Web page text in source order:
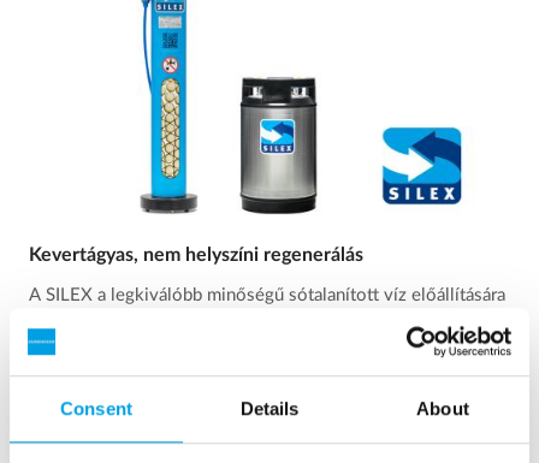
Consent Details About
Kevertágyas, nem helyszíni regenerálás
A SILEX a legkiválóbb minőségű sótalanított víz előállítására